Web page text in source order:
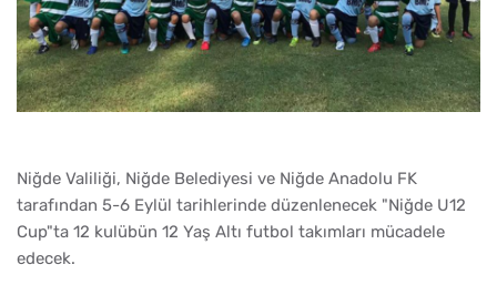
Niğde Valiliği, Niğde Belediyesi ve Niğde Anadolu FK
tarafından 5-6 Eylül tarihlerinde düzenlenecek "Niğde U12
Cup"ta 12 kulübün 12 Yaş Altı futbol takımları mücadele
edecek.